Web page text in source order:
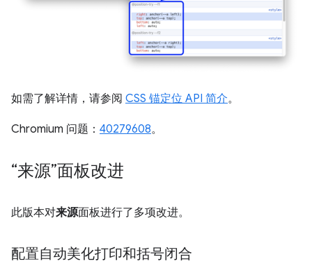
如需了解详情，请参阅 CSS 锚定位 API 简介。
Chromium 问题： 40279608。
“来源”面板改进
此版本对来源面板进行了多项改进。
配置自动美化打印和括号闭合